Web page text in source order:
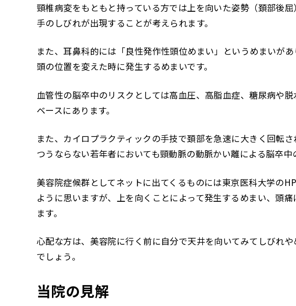
頸椎病変をもともと持っている方では上を向いた姿勢（頚部後
手のしびれが出現することが考えられます。
また、耳鼻科的には「良性発作性頭位めまい」というめまいがあ
頭の位置を変えた時に発生するめまいです。
血管性の脳卒中のリスクとしては高血圧、高脂血症、糖尿病や
ベースにあります。
また、カイロプラクティックの手技で頚部を急速に大きく回転
つうならない若年者においても頸動脈の動脈かい離による脳卒中
美容院症候群としてネットに出てくるものには東京医科大学の
ように思いますが、上を向くことによって発生するめまい、頭
ます。
心配な方は、美容院に行く前に自分で天井を向いてみてしびれ
でしょう。
当院の見解